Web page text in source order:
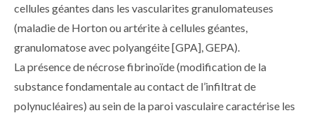
cellules géantes dans les vascularites granulomateuses
(maladie de Horton ou artérite à cellules géantes,
granulomatose avec polyangéite [GPA], GEPA).
La présence de nécrose fibrinoïde (modification de la
substance fondamentale au contact de l’infiltrat de
polynucléaires) au sein de la paroi vasculaire caractérise les